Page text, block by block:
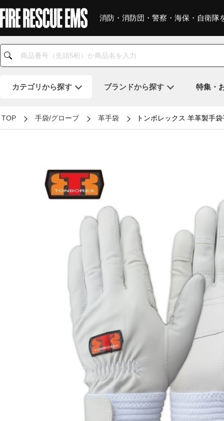
消防・消防団・警察・海保・自衛隊
カテゴリから探す ブランドから探す 特集・
TOP 手袋/グローブ 革手袋 トンボレックス 羊革製手